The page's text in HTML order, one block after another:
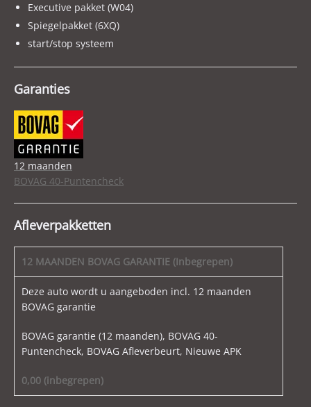
Executive pakket (W04)
Spiegelpakket (6XQ)
start/stop systeem
Garanties
12 maanden
BOVAG 40-Puntencheck
Afleverpakketten
12 MAANDEN BOVAG GARANTIE (Inbegrepen)
Deze auto wordt u aangeboden incl. 12 maanden
BOVAG garantie
BOVAG garantie (12 maanden), BOVAG 40-
Puntencheck, BOVAG Afleverbeurt, Nieuwe APK
0,00 (inbegrepen)